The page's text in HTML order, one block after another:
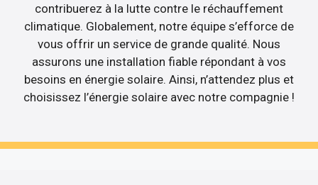
contribuerez à la lutte contre le réchauffement
climatique. Globalement, notre équipe s’efforce de
vous offrir un service de grande qualité. Nous
assurons une installation fiable répondant à vos
besoins en énergie solaire. Ainsi, n’attendez plus et
choisissez l’énergie solaire avec notre compagnie !